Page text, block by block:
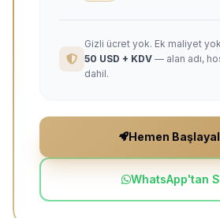
Gizli ücret yok. Ek maliyet
50 USD + KDV — alan adı,
dahil.
Hemen
WhatsApp'tan